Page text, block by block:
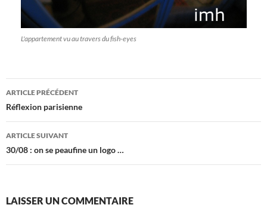
L'appartement vu au travers du fish-eyes
Navigation
des
articles
ARTICLE PRÉCÉDENT
Réflexion parisienne
ARTICLE SUIVANT
30/08 : on se peaufine un logo …
LAISSER UN COMMENTAIRE